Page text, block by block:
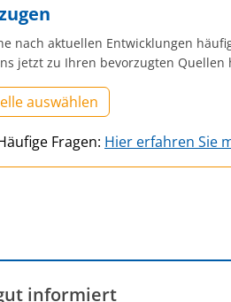
nach aktuellen Entwicklungen
jetzt zu Ihren bevorzugten Quellen
auswählen
Fragen: Hier erfahren Sie
informiert